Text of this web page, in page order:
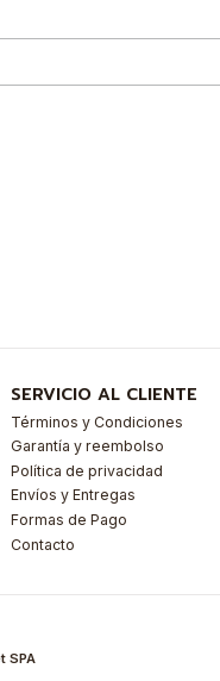
SERVICIO AL CLIENTE
Términos y Condiciones
Garantía y reembolso
Política de privacidad
Envíos y Entregas
Formas de Pago
Contacto
SPA